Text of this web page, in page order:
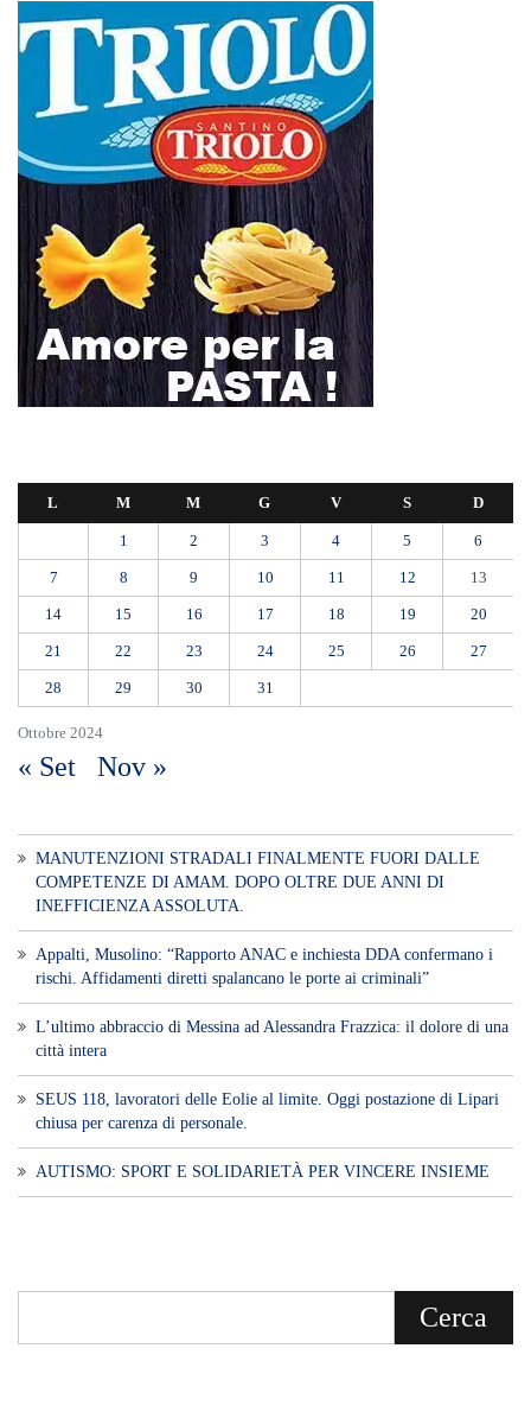
Ottobre 2024
L M M G V S D
1 2 3 4 5 6
7 8 9 10 11 12 13
14 15 16 17 18 19 20
21 22 23 24 25 26 27
28 29 30 31
« Set Nov »
MANUTENZIONI STRADALI FINALMENTE FUORI DALLE
COMPETENZE DI AMAM. DOPO OLTRE DUE ANNI DI
INEFFICIENZA ASSOLUTA.
​Appalti, Musolino: “Rapporto ANAC e inchiesta DDA confermano i
rischi. Affidamenti diretti spalancano le porte ai criminali”
L’ultimo abbraccio di Messina ad Alessandra Frazzica: il dolore di una
città intera
SEUS 118, lavoratori delle Eolie al limite. Oggi postazione di Lipari
chiusa per carenza di personale.
AUTISMO: SPORT E SOLIDARIETÀ PER VINCERE INSIEME